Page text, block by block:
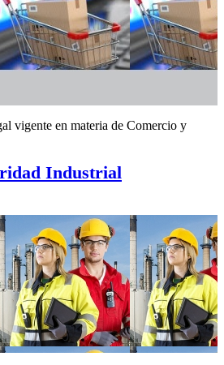
vigente en materia de Comercio y
Industrial